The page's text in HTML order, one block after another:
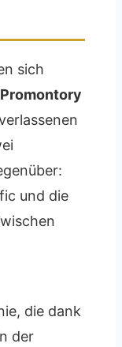
sich
Promontory
und die
die dank
der